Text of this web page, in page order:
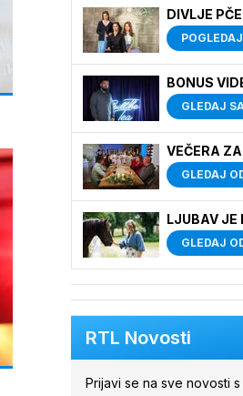
DIVLJE
POGLEDAJ
BONUS
GLEDAJ
VEČERA
GLEDAJ
LJUBAV JE
GLEDAJ
RTL Novosti
Prijavi se na sve novosti s